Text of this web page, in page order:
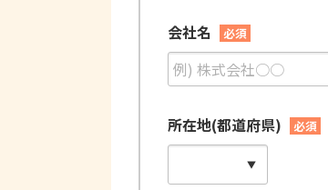
会社名 必須
所在地(都道府県) 必須